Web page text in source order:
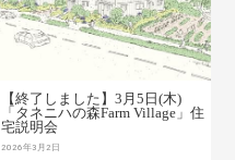
【終了しました】3月5日(木)
「タネニハの森Farm Village」住
宅説明会
2026年3月2日